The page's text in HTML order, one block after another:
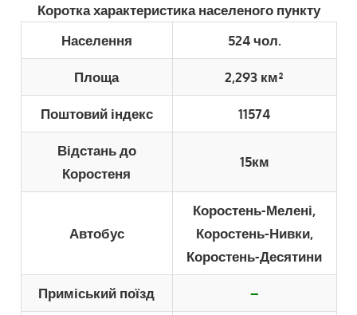
Коротка характеристика населеного пункту
Населення
524 чол.
Площа 2,293 км²
Поштовий індекс 11574
Відстань до
Коростеня
15км
Автобус
Коростень-Мелені,
Коростень-Нивки,
Коростень-Десятини
Приміський поїзд –